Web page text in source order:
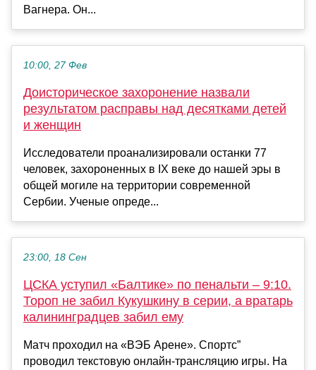
Вагнера. Он...
10:00, 27 Фев
Доисторическое захоронение назвали
результатом расправы над десятками детей
и женщин
Исследователи проанализировали останки 77
человек, захороненных в IX веке до нашей эры в
общей могиле на территории современной
Сербии. Ученые опреде...
23:00, 18 Сен
ЦСКА уступил «Балтике» по пенальти – 9:10.
Тороп не забил Кукушкину в серии, а вратарь
калининградцев забил ему
Матч проходил на «ВЭБ Арене». Спортс”
проводил текстовую онлайн-трансляцию игры. На